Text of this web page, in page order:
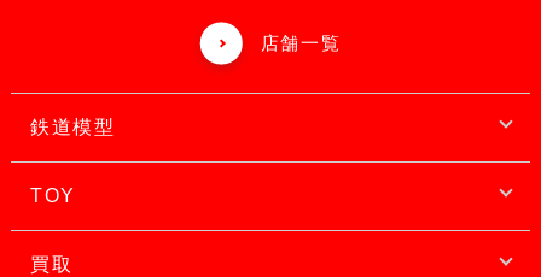
店舗一覧
鉄道模型
TOY
買取